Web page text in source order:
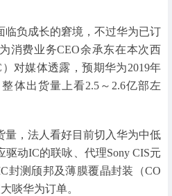
临负成长的窘境，不过华为已订
消费业务CEO余承东在本次西
对媒体透露，预期华为2019年
体出货量上看2.5～2.6亿部左
量，法人看好目前切入华为中低
动IC的联咏、代理Sony CIS元
封测颀邦及薄膜覆晶封装（CO
啖华为订单。